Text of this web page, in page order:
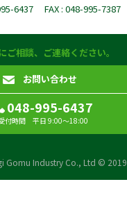
6437
FAX : 048-995-7387
ご相談、ご連絡ください。
お問い合わせ
048-995-6437
付時間 平日 9:00〜18:00
Gomu Industry Co., Ltd © 2019